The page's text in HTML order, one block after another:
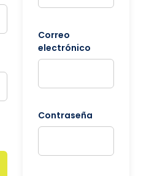
Correo
electrónico
Contraseña